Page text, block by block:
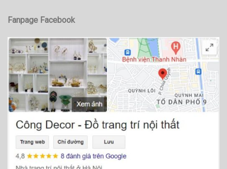
Fanpage Facebook